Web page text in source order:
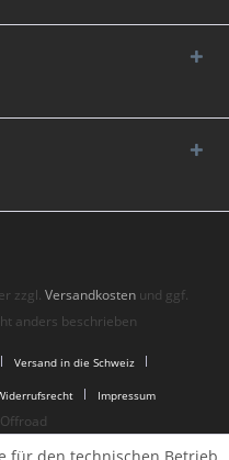
zzgl.Versandkosten und ggf.
anders beschrieben
Versand in die Schweiz
Impressum